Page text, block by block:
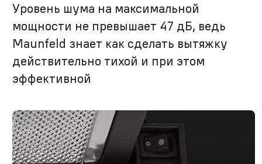
Уровень шума на максимальной
мощности не превышает 47 дБ, ведь
Maunfeld знает как сделать вытяжку
действительно тихой и при этом
эффективной